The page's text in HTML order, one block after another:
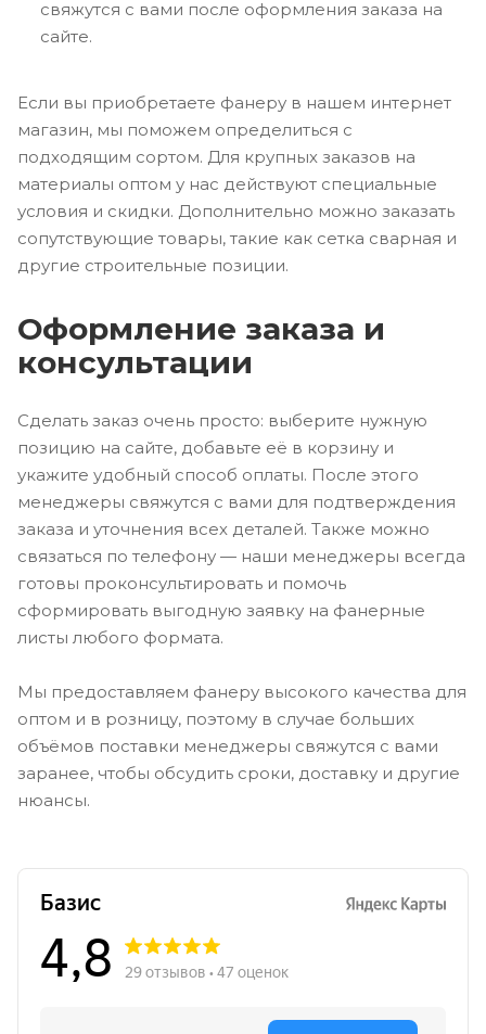
свяжутся с вами после оформления заказа на
сайте.
Если вы приобретаете фанеру в нашем интернет
магазин, мы поможем определиться с
подходящим сортом. Для крупных заказов на
материалы оптом у нас действуют специальные
условия и скидки. Дополнительно можно заказать
сопутствующие товары, такие как сетка сварная и
другие строительные позиции.
Оформление заказа и
консультации
Сделать заказ очень просто: выберите нужную
позицию на сайте, добавьте её в корзину и
укажите удобный способ оплаты. После этого
менеджеры свяжутся с вами для подтверждения
заказа и уточнения всех деталей. Также можно
связаться по телефону — наши менеджеры всегда
готовы проконсультировать и помочь
сформировать выгодную заявку на фанерные
листы любого формата.
Мы предоставляем фанеру высокого качества для
оптом и в розницу, поэтому в случае больших
объёмов поставки менеджеры свяжутся с вами
заранее, чтобы обсудить сроки, доставку и другие
нюансы.